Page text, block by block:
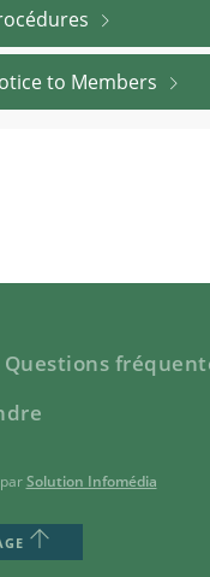
to Members
Questions
Solution Infomédia